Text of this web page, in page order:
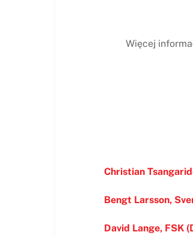
Więcej
Christian
Bengt Larsson,
David Lange, FSK